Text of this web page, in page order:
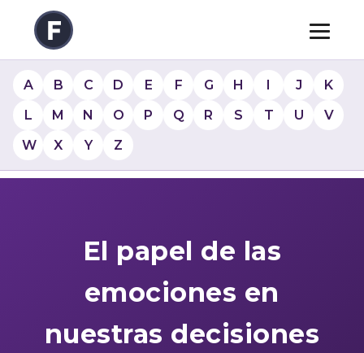
A B C D E F G H I J
K
L
M N O P Q R S T U
V
W
X Y Z
El papel de las
emociones en
nuestras decisiones